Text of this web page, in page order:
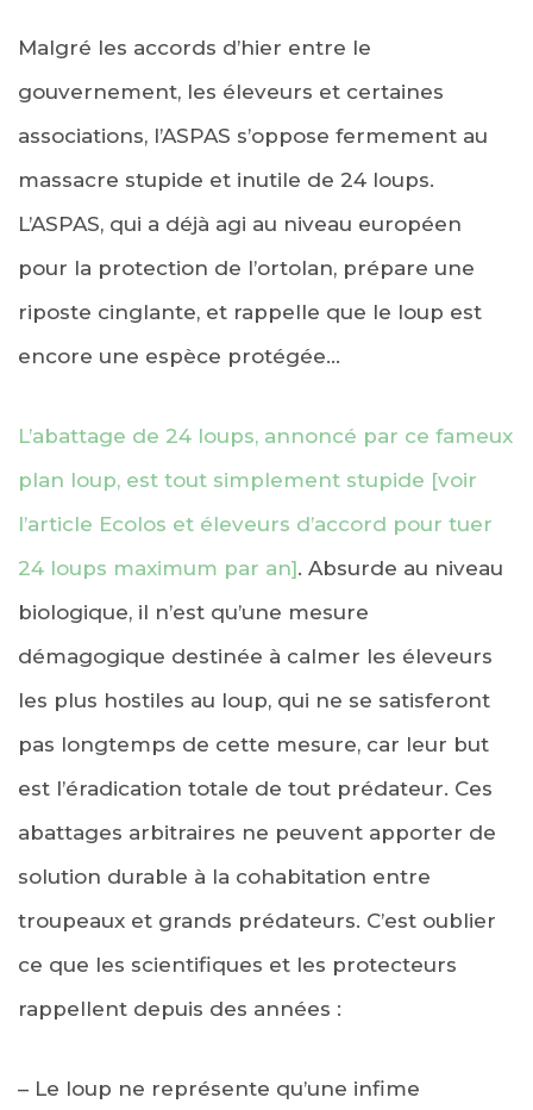
Malgré les accords d’hier entre le
gouvernement, les éleveurs et certaines
associations, l’ASPAS s’oppose fermement au
massacre stupide et inutile de 24 loups.
L’ASPAS, qui a déjà agi au niveau européen
pour la protection de l’ortolan, prépare une
riposte cinglante, et rappelle que le loup est
encore une espèce protégée…
L’abattage de 24 loups, annoncé par ce fameux
plan loup, est tout simplement stupide [voir
l’article Ecolos et éleveurs d’accord pour tuer
24 loups maximum par an]. Absurde au niveau
biologique, il n’est qu’une mesure
démagogique destinée à calmer les éleveurs
les plus hostiles au loup, qui ne se satisferont
pas longtemps de cette mesure, car leur but
est l’éradication totale de tout prédateur. Ces
abattages arbitraires ne peuvent apporter de
solution durable à la cohabitation entre
troupeaux et grands prédateurs. C’est oublier
ce que les scientifiques et les protecteurs
rappellent depuis des années :
– Le loup ne représente qu’une infime